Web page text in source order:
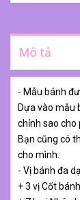
Mô tả
- Mẫu bánh
Dựa vào mẫu
chỉnh sao cho
Bạn cũng có
cho mình.
- Vị bánh đa
+ 3 vị Cốt